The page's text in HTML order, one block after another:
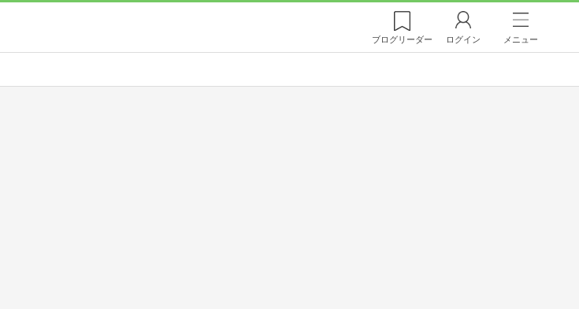
ブログリーダー ログイン メニュー